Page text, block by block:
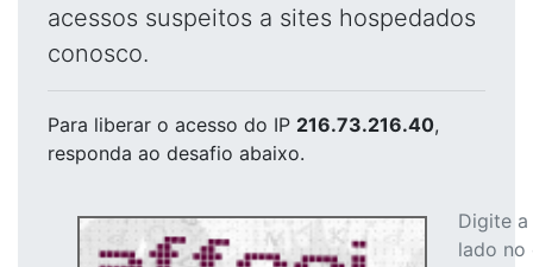
acessos suspeitos a sites hospedados
conosco.
Para liberar o acesso do IP 216.73.216.40,
responda ao desafio abaixo.
Digite
lado no